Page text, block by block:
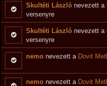
Skultéti László nevezett a
versenyre
Skultéti László nevezett a
versenyre
nemo nevezett a Dovit
nemo nevezett a Dovit